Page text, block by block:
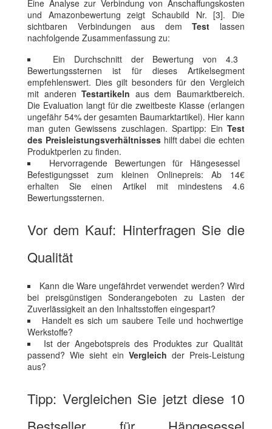
Eine Analyse zur Verbindung von Anschaffungskosten
und Amazonbewertung zeigt Schaubild Nr. [3]. Die
sichtbaren Verbindungen aus demTest lassen
nachfolgende Zusammenfassung zu:
Ein Durchschnitt der Bewertung von 4.3
Bewertungssternen ist für dieses Artikelsegment
empfehlenswert. Dies gilt besonders für den Vergleich
mit anderenTestartikeln aus dem Baumarktbereich.
Die Evaluation langt für die zweitbeste Klasse (erlangen
ungefähr 54% der gesamten Baumarktartikel). Hier kann
man guten Gewissens zuschlagen. Spartipp: Ein Test
des Preisleistungsverhältnisseshilft dabei die echten
Produktperlen zu finden.
Hervorragende Bewertungen für Hängesessel
Befestigungsset zum kleinen Onlinepreis: Ab 14€
erhalten Sie einen Artikel mit mindestens 4.6
Bewertungssternen.
Vor dem Kauf: Hinterfragen Sie die
Qualität
Kann die Ware ungefährdet verwendet werden? Wird
bei preisgünstigen Sonderangeboten zu Lasten der
Zuverlässigkeit an den Inhaltsstoffen eingespart?
Handelt es sich um saubere Teile und hochwertige
Werkstoffe?
Ist der Angebotspreis des Produktes zur Qualität
passend? Wie sieht ein Vergleich der Preis-Leistung
aus?
Tipp: Vergleichen Sie jetzt diese 10